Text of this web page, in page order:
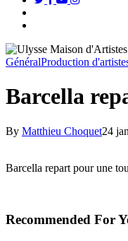
GénéralProduction
Barcella
By Matthieu Choquet24
Barcella repart pour une
Recommended For